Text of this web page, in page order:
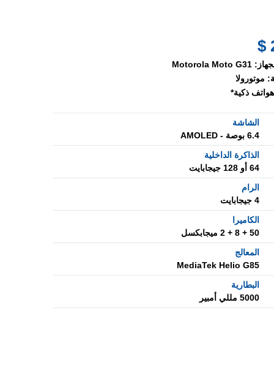
Motorola Moto G31
موتورولا
هواتف ذكية*
الشاشة
6.4 بوصة - AMOLED
الذاكرة الداخلية
64 أو 128 جيجابايت
الرام
4 جيجابايت
الكاميرا
50 + 8 + 2 ميجابكسل
المعالج
MediaTek Helio G85
البطارية
5000 مللي أمبير